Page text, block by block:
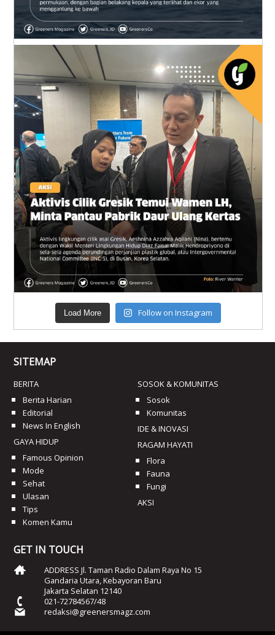
Load More Follow on Instagram
SITEMAP
BERITA
Berita Harian
Editorial
News In English
GAYA HIDUP
Famous Opinion
Mode
Sehat
Ulasan
Tips
Komen Kamu
SOSOK & KOMUNITAS
Sosok
Komunitas
IDE & INOVASI
RAGAM HAYATI
Flora
Fauna
Fungi
AKSI
GET IN TOUCH
ADDRESS Jl. Taman Radio Dalam Raya No 15
Gandaria Utara, Kebayoran Baru
Jakarta Selatan 12140
021-72784567/48
redaksi@greenersmagz.com